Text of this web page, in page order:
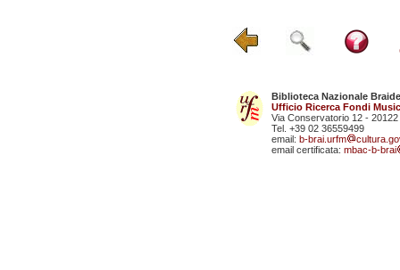
Biblioteca Nazionale
Ufficio Ricerca Fondi
Via Conservatorio 12 - 20122
Tel. +39 02 36559499
email: b-brai.urfm
email certificata: mbac-b-brai